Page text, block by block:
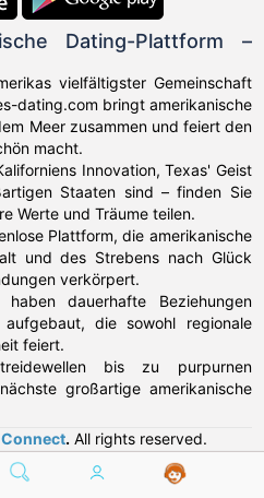
Dating-Plattform –
vielfältigster Gemeinschaft
dating.com bringt amerikanische
Meer zusammen und feiert den
macht.
Innovation, Texas' Geist
Staaten sind – finden Sie
Werte und Träume teilen.
Plattform, die amerikanische
und des Strebens nach Glück
verkörpert.
dauerhafte Beziehungen
die sowohl regionale
feiert.
bis zu purpurnen
großartige amerikanische
Connect. All rights reserved.